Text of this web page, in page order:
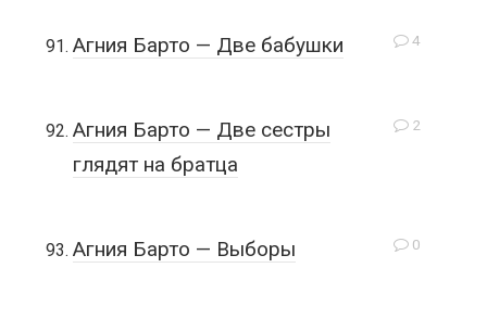
4
Агния Барто — Две бабушки
2
Агния Барто — Две сестры
глядят на братца
0
Агния Барто — Выборы